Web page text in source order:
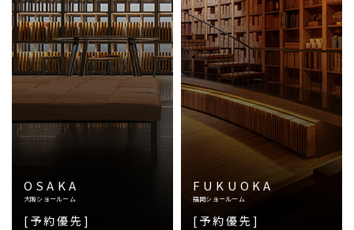
OSAKA
大阪ショールーム
[予約優先]
FUKUOKA
福岡ショールーム
[予約優先]